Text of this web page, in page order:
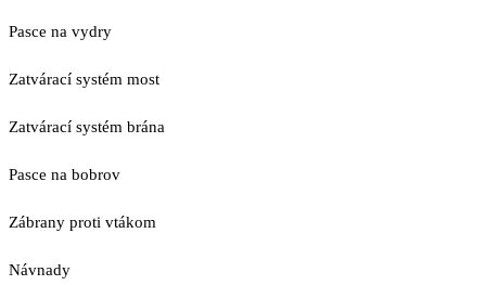
Pasce na vydry
Zatvárací systém most
Zatvárací systém brána
Pasce na bobrov
Zábrany proti vtákom
Návnady